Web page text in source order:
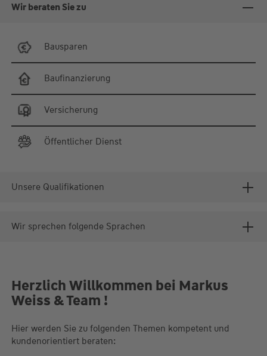
Wir beraten Sie zu
Bausparen
Baufinanzierung
Versicherung
Öffentlicher Dienst
Unsere Qualifikationen
Wir sprechen folgende Sprachen
Herzlich Willkommen bei Markus
Weiss & Team !
Hier werden Sie zu folgenden Themen kompetent und
kundenorientiert beraten: